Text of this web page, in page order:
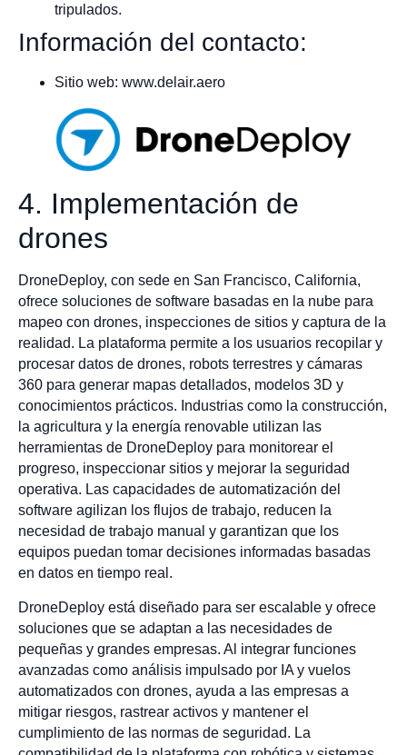
tripulados.
Información del contacto:
Sitio web: www.delair.aero
4. Implementación de
drones
DroneDeploy, con sede en San Francisco, California,
ofrece soluciones de software basadas en la nube para
mapeo con drones, inspecciones de sitios y captura de la
realidad. La plataforma permite a los usuarios recopilar y
procesar datos de drones, robots terrestres y cámaras
360 para generar mapas detallados, modelos 3D y
conocimientos prácticos. Industrias como la construcción,
la agricultura y la energía renovable utilizan las
herramientas de DroneDeploy para monitorear el
progreso, inspeccionar sitios y mejorar la seguridad
operativa. Las capacidades de automatización del
software agilizan los flujos de trabajo, reducen la
necesidad de trabajo manual y garantizan que los
equipos puedan tomar decisiones informadas basadas
en datos en tiempo real.
DroneDeploy está diseñado para ser escalable y ofrece
soluciones que se adaptan a las necesidades de
pequeñas y grandes empresas. Al integrar funciones
avanzadas como análisis impulsado por IA y vuelos
automatizados con drones, ayuda a las empresas a
mitigar riesgos, rastrear activos y mantener el
cumplimiento de las normas de seguridad. La